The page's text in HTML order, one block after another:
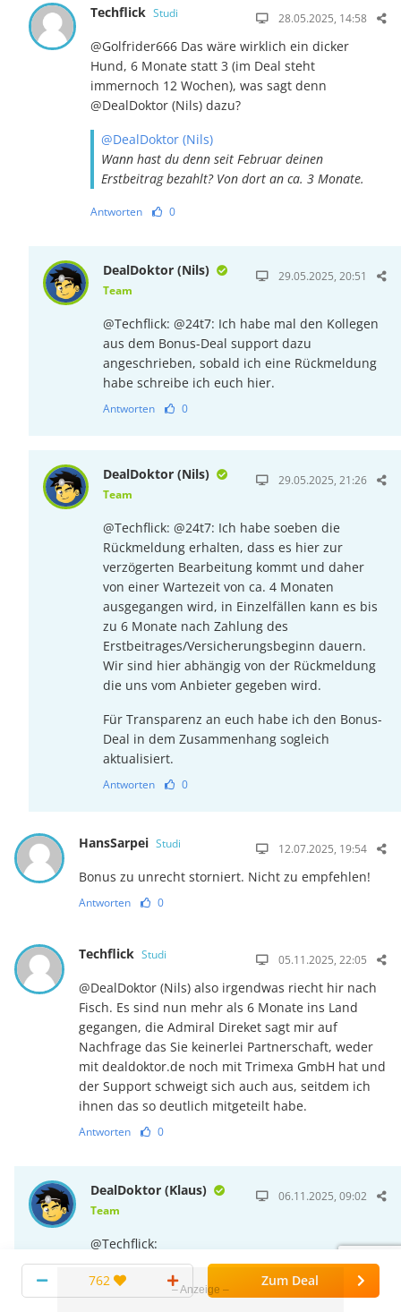
Techflick Studi 28.05.2025, 14:58
@Golfrider666 Das wäre wirklich ein dicker
Hund, 6 Monate statt 3 (im Deal steht
immernoch 12 Wochen), was sagt denn
@DealDoktor (Nils) dazu?
@DealDoktor (Nils)
Wann hast du denn seit Februar deinen
Erstbeitrag bezahlt? Von dort an ca. 3 Monate.
Antworten 0
DealDoktor (Nils)
Team
29.05.2025, 20:51
@Techflick: @24t7: Ich habe mal den Kollegen
aus dem Bonus-Deal support dazu
angeschrieben, sobald ich eine Rückmeldung
habe schreibe ich euch hier.
Antworten 0
DealDoktor (Nils)
Team
29.05.2025, 21:26
@Techflick: @24t7: Ich habe soeben die
Rückmeldung erhalten, dass es hier zur
verzögerten Bearbeitung kommt und daher
von einer Wartezeit von ca. 4 Monaten
ausgegangen wird, in Einzelfällen kann es bis
zu 6 Monate nach Zahlung des
Erstbeitrages/Versicherungsbeginn dauern.
Wir sind hier abhängig von der Rückmeldung
die uns vom Anbieter gegeben wird.
Für Transparenz an euch habe ich den Bonus-
Deal in dem Zusammenhang sogleich
aktualisiert.
Antworten 0
HansSarpei Studi 12.07.2025, 19:54
Bonus zu unrecht storniert. Nicht zu empfehlen!
Antworten 0
Techflick Studi 05.11.2025, 22:05
@DealDoktor (Nils) also irgendwas riecht hir nach
Fisch. Es sind nun mehr als 6 Monate ins Land
gegangen, die Admiral Direket sagt mir auf
Nachfrage das Sie keinerlei Partnerschaft, weder
mit dealdoktor.de noch mit Trimexa GmbH hat und
der Support schweigt sich auch aus, seitdem ich
ihnen das so deutlich mitgeteilt habe.
Antworten 0
DealDoktor (Klaus)
Team
06.11.2025, 09:02
@Techflick:
ich habe soeben auf dein Ticket dazu
geantwortet. Frage: Hast du die Info bzgl.
Partnerschaft zwischen AdmiralDirekt und
762 Zum Deal